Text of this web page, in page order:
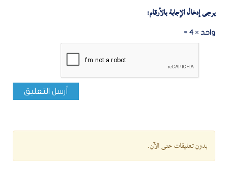
يرجى إدخال الإجابة بالأرقام:
واحد × 4 =
أرسل التعليق
بدون تعليقات حتى الآن.